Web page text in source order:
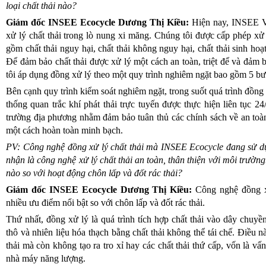
loại chất thải nào?
Giám đốc INSEE Ecocycle Dương Thị Kiều: Hiện nay, INSEE
xử lý chất thải trong lò nung xi măng. Chúng tôi được cấp phép
gồm chất thải nguy hại, chất thải không nguy hại, chất thải sinh
Để đảm bảo chất thải được xử lý một cách an toàn, triệt để và đảm
tôi áp dụng đồng xử lý theo một quy trình nghiêm ngặt bao gồm 5
Bên cạnh quy trình kiểm soát nghiêm ngặt, trong suốt quá trình
thống quan trắc khí phát thải trực tuyến được thực hiện liên tục
trường địa phương nhằm đảm bảo tuân thủ các chính sách về an
một cách hoàn toàn minh bạch.
PV: Công nghệ đồng xử lý chất thải mà INSEE Ecocycle đang sử
nhận là công nghệ xử lý chất thải an toàn, thân thiện với môi
nào so với hoạt động chôn lấp và đốt rác thải?
Giám đốc INSEE Ecocycle Dương Thị Kiều: Công nghệ đồng
nhiều ưu điểm nổi bật so với chôn lấp và đốt rác thải.
Thứ nhất, đồng xử lý là quá trình tích hợp chất thải vào dây
thô và nhiên liệu hóa thạch bằng chất thải không thể tái chế. Điều
thải mà còn không tạo ra tro xỉ hay các chất thải thứ cấp, vốn là
nhà máy năng lượng.